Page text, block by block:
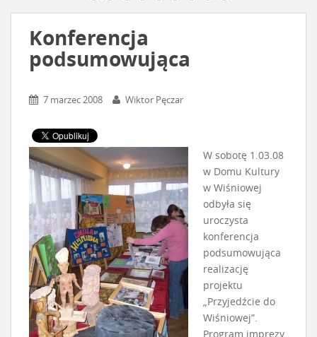
Konferencja
podsumowująca
7 marzec 2008 Wiktor Pęczar
W sobotę 1.03.08
w Domu Kultury
w Wiśniowej
odbyła się
uroczysta
konferencja
podsumowująca
realizację
projektu
„Przyjedźcie do
Wiśniowej”.
Program imprezy